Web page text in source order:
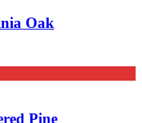
Oak
Pine